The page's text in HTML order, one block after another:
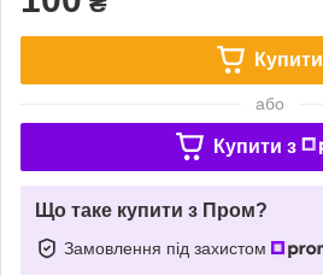
Купити
або
Купити з
Що таке купити з Пром?
Замовлення під захистом